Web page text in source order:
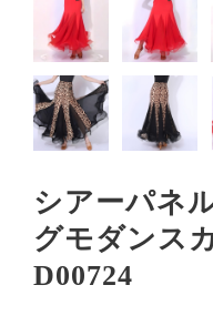
シアーパネ
グモダンス
D00724